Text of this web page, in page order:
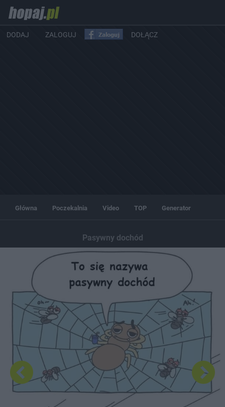
DODAJ ZALOGUJ DOŁĄCZ
Główna Poczekalnia Video TOP Generator
Pasywny dochód